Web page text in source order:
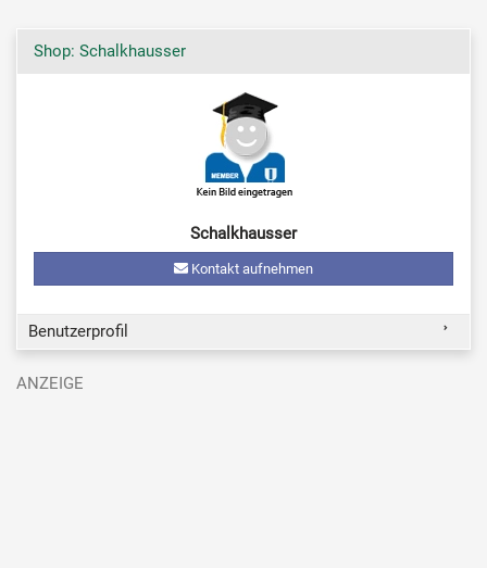
Shop: Schalkhausser
Schalkhausser
Kontakt aufnehmen
Benutzerprofil